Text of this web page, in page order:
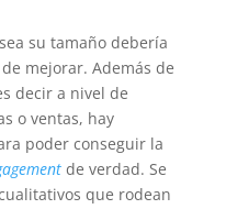
su tamaño debería
mejorar. Además de
decir a nivel de
o ventas, hay
poder conseguir la
de verdad. Se
que rodean